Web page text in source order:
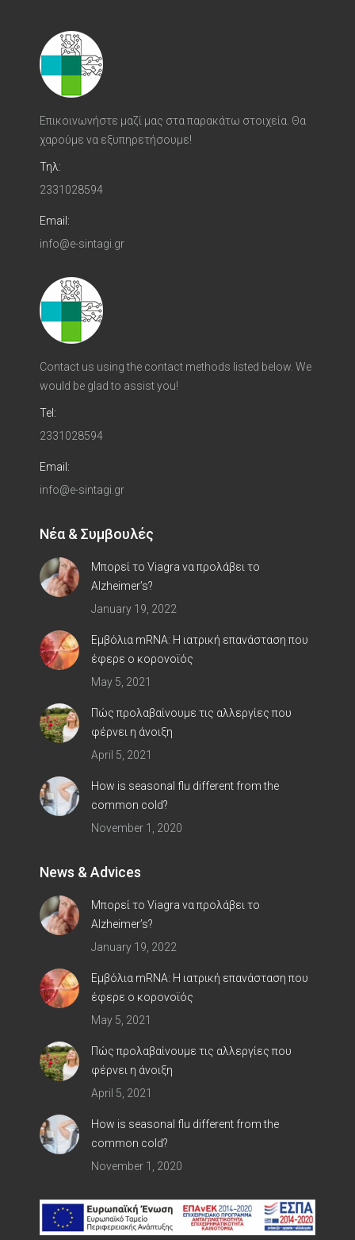
Επικοινωνήστε μαζί μας στα παρακάτω στοιχεία. Θα
χαρούμε να εξυπηρετήσουμε!
Τηλ:
2331028594
Email:
info@e-sintagi.gr
Contact us using the contact methods listed below. We
would be glad to assist you!
Tel:
2331028594
Email:
info@e-sintagi.gr
Νέα & Συμβουλές
Μπορεί το Viagra να προλάβει το
Alzheimer’s?
January 19, 2022
Εμβόλια mRNA: Η ιατρική επανάσταση που
έφερε ο κορoνοϊός
May 5, 2021
Πώς προλαβαίνουμε τις αλλεργίες που
φέρνει η άνοιξη
April 5, 2021
How is seasonal flu different from the
common cold?
November 1, 2020
News & Advices
Μπορεί το Viagra να προλάβει το
Alzheimer’s?
January 19, 2022
Εμβόλια mRNA: Η ιατρική επανάσταση που
έφερε ο κορoνοϊός
May 5, 2021
Πώς προλαβαίνουμε τις αλλεργίες που
φέρνει η άνοιξη
April 5, 2021
How is seasonal flu different from the
common cold?
November 1, 2020